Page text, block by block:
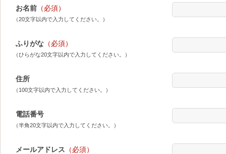
お名前 （必須）
（20文字以内で入力してください。）
ふりがな （必須）
（ひらがな20文字以内で入力してください。）
住所
（100文字以内で入力してください。）
電話番号
（半角20文字以内で入力してください。）
メールアドレス （必須）